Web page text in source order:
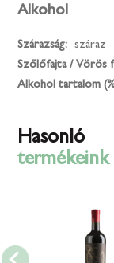
Alkohol
Szárazság:
száraz
Szőlőfajta / Vörös
Alkohol tartalom
Hasonló
termékeink